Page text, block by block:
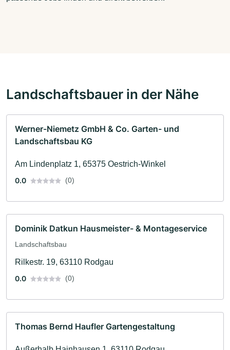
Landschaftsbauer in der Nähe
Werner-Niemetz GmbH & Co. Garten- und
Landschaftsbau KG
Am Lindenplatz 1, 65375 Oestrich-Winkel
0.0
(0)
Dominik Datkun Hausmeister- & Montageservice
Landschaftsbau
Rilkestr. 19, 63110 Rodgau
0.0
(0)
Thomas Bernd Haufler Gartengestaltung